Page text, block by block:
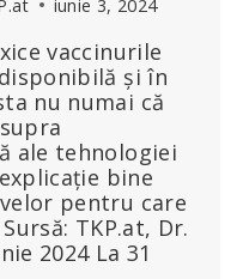
iunie 3, 2024
vaccinurile
și în
nu numai că
ale tehnologiei
bine
pentru care
TKP.at, Dr.
2024 La 31